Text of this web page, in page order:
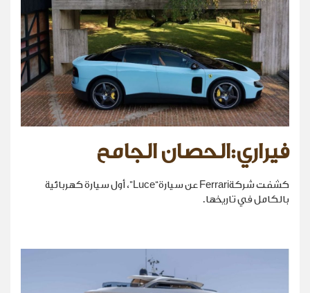
فيراري:الحصان الجامح
كشفت شركةFerrari عن سيارة“Luce”، أول سيارة كهربائية
بالكامل في تاريخها.